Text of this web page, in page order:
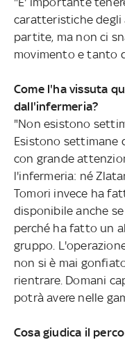
caratteristiche degli
partite, ma non ci
movimento e tanto
Come l'ha vissuta
dall'infermeria?
"Non esistono
Esistono settimane
con grande
l'infermeria: né
Tomori invece ha
disponibile anche
perché ha fatto un
gruppo.
non si è mai
rientrare. Domani
potrà avere nelle
Cosa giudica il